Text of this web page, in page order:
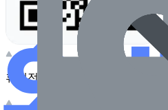
휴대전화 카메라로 찍어보세요